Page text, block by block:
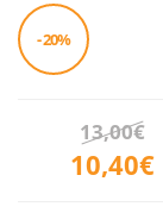
- 20%
10,40€
13,00€